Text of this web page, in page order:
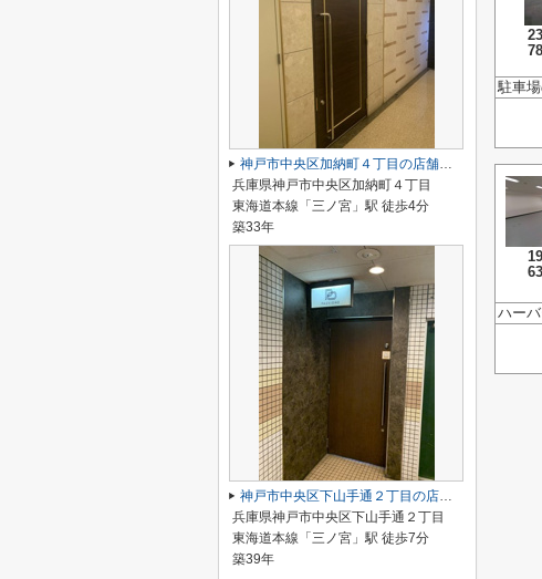
駐車
ハー
神戸市中央区加納町４丁目の店舗一部
兵庫県神戸市中央区加納町４丁目
東海道本線「三ノ宮」駅 徒歩4分
築33年
神戸市中央区下山手通２丁目の店舗一部
兵庫県神戸市中央区下山手通２丁目
東海道本線「三ノ宮」駅 徒歩7分
築39年